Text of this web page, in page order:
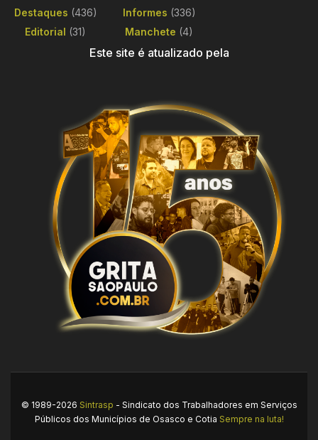
Destaques (436)
Editorial (31)
Informes (336)
Manchete (4)
Este site é atualizado pela
© 1989-2026 Sintrasp - Sindicato dos Trabalhadores em Serviços
Públicos dos Municípios de Osasco e Cotia Sempre na luta!